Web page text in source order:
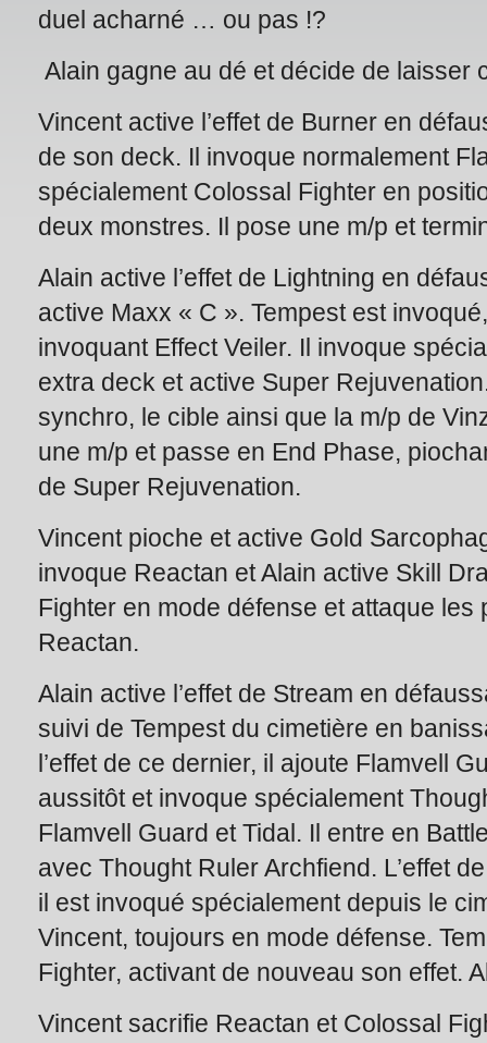
duel acharné … ou pas !?
Alain gagne au dé et décide de laisser
Vincent active l’effet de Burner en
de son deck. Il invoque normalement
spécialement Colossal Fighter en
deux monstres. Il pose une m/p et
Alain active l’effet de Lightning en
active Maxx « C ». Tempest est
invoquant Effect Veiler. Il invoque
extra deck et active Super
synchro, le cible ainsi que la m/p de
une m/p et passe en End Phase,
de Super Rejuvenation.
Vincent pioche et active Gold
invoque Reactan et Alain active Skill
Fighter en mode défense et attaque les
Reactan.
Alain active l’effet de Stream en
suivi de Tempest du cimetière en
l’effet de ce dernier, il ajoute Flamvell
aussitôt et invoque spécialement
Flamvell Guard et Tidal. Il entre en
avec Thought Ruler Archfiend. L’effet
il est invoqué spécialement depuis le
Vincent, toujours en mode défense.
Fighter, activant de nouveau son effet.
Vincent sacrifie Reactan et Colossal